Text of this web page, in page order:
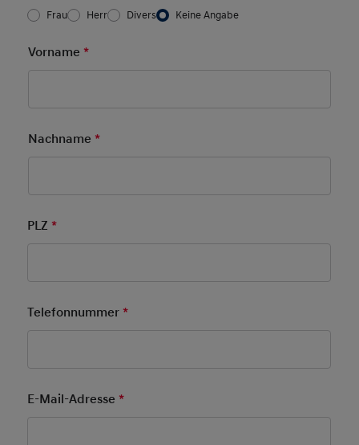
Frau/Herr *
Frau Herr Divers Keine Angabe
Vorname *Pflichtfeld
Nachname *Pflichtfeld
PLZ*
Telefonnummer*
E-Mail-Adresse*